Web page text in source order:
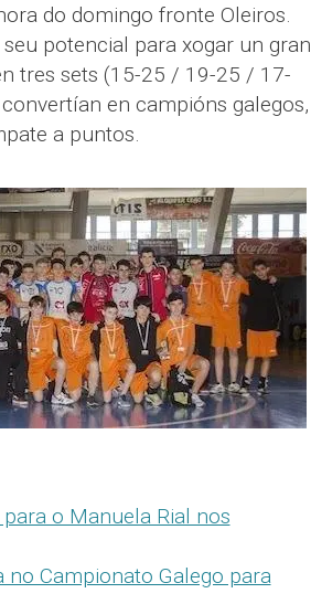
do domingo fronte Oleiros.
potencial para xogar un gran
tres sets (15-25 / 19-25 / 17-
en campións galegos,
a puntos.
o Manuela Rial nos
Campionato Galego para